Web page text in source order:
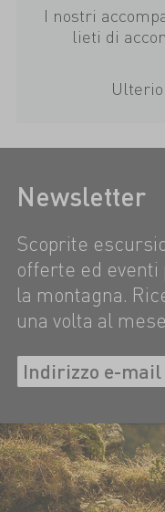
I nostri
lieti di
Newsletter
Scoprite
offerte ed eventi
la montagna.
una volta al